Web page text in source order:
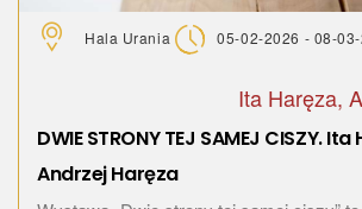
Hala Urania 05-02-2026 - 08-
Ita Haręza,
DWIE STRONY TEJ SAMEJ CISZY.
Andrzej Haręza